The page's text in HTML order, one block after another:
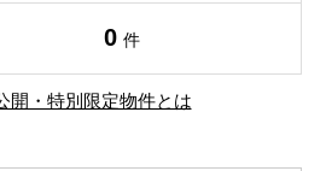
0 件
開・特別限定物件とは